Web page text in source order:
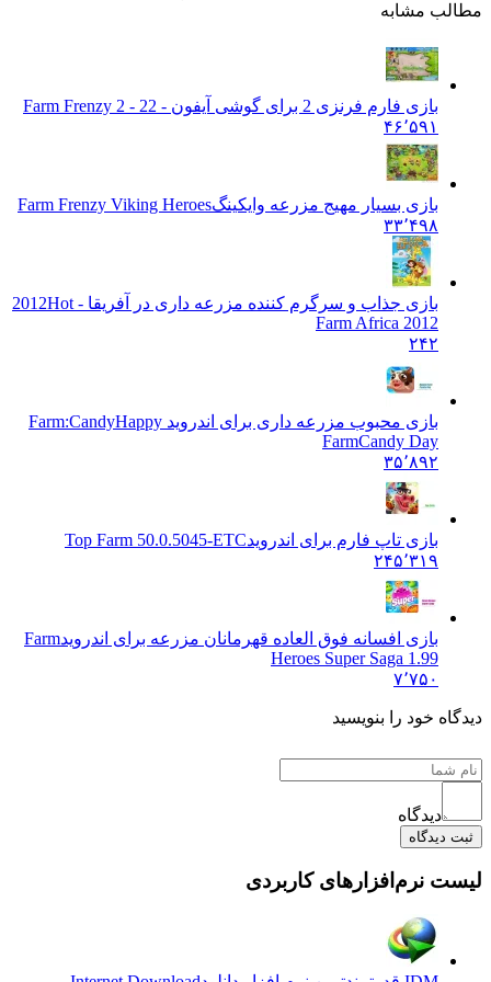
مشابه
بازی فارم فرنزی 2 برای گوشی آیفون - 2
2 - Farm Frenzy 2
۴۶٬۵۹۱
بازی بسیار مهیج مزرعه وایکینگFarm Frenzy Viking Heroes
۳۳٬۴۹۸
بازی جذاب و سرگرم کننده مزرعه داری در آفریقا - 2012Hot
Farm Africa 2012
بازی محبوب مزرعه داری برای اندروید Farm:Candy Happy
FarmCandy Day
۳۵٬۸۹۲
بازی تاپ فارم برای اندروید Top Farm 50.0.5045-ETC
۲۴۵٬۳۱۹
بازی افسانه فوق العاده قهرمانان مزرعه برای اندروید Farm
Heroes Super Saga 1.99
خود را بنویسید
نرم‌افزارهای کاربردی